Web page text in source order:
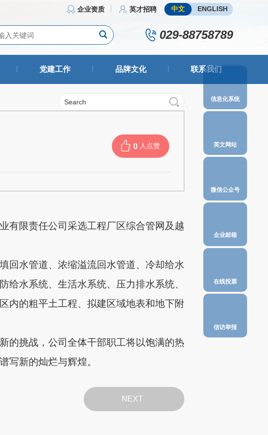
企业资质 英才招聘 中文 ENGLISH
029-88758789
| 党建工作 | 品牌文化 | 联系我们
0 人点赞
有限责任公司采选工程厂区综合管网及越
回水管道、浓缩溢流回水管道、冷却给水
给水系统、生活水系统、压力排水系统、
内的粗平土工程、拟建区域地表和地下附
的挑战，公司全体干部职工将以饱满的热
写新的灿烂与辉煌。
NEXT
信息化系统
英文网站
微信公众号
企业邮箱
在线投票
信访举报